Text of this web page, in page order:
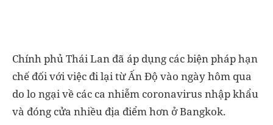
Chính phủ Thái Lan đã áp dụng các biện pháp hạn
chế đối với việc đi lại từ Ấn Độ vào ngày hôm qua
do lo ngại về các ca nhiễm coronavirus nhập khẩu
và đóng cửa nhiều địa điểm hơn ở Bangkok.